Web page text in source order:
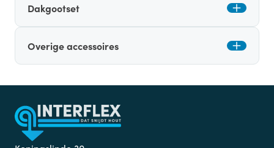
Dakgootset
Overige accessoires